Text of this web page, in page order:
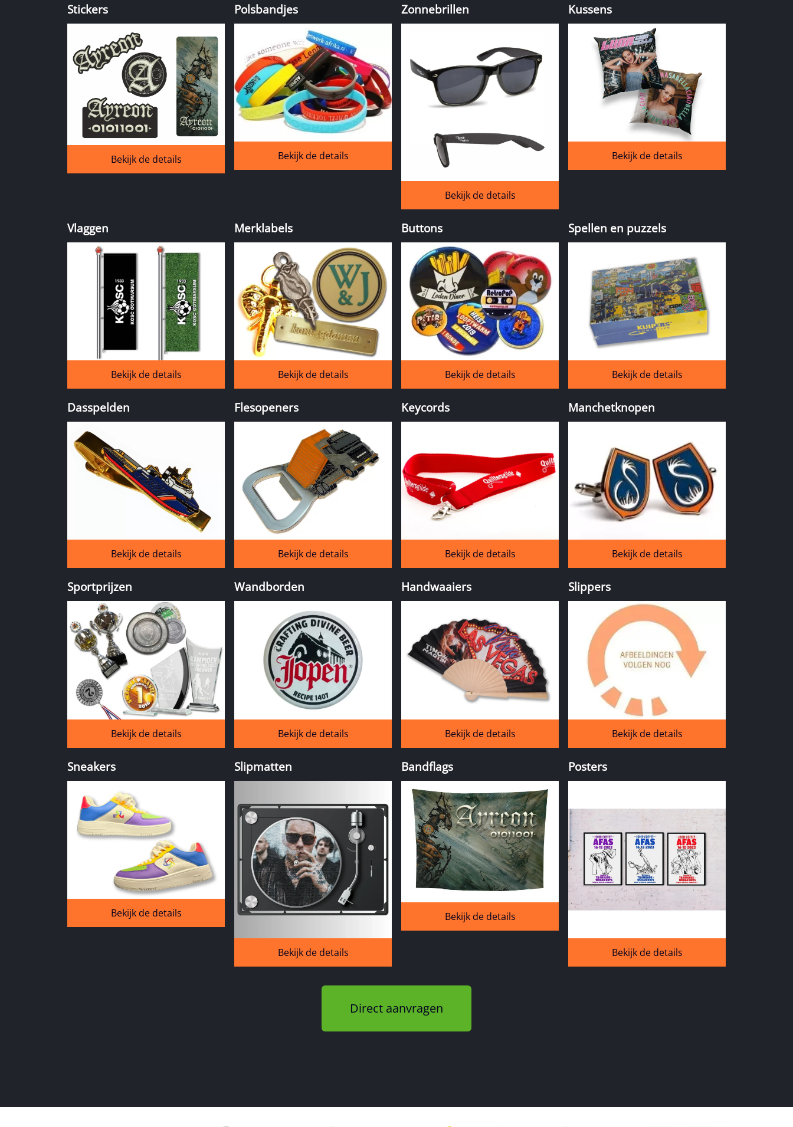
Stickers
Bekijk de details
Polsbandjes
Bekijk de details
Zonnebrillen
Bekijk de details
Kussens
Bekijk de details
Vlaggen
Bekijk de details
Merklabels
Bekijk de details
Buttons
Bekijk de details
Spellen en puzzels
Bekijk de details
Dasspelden
Bekijk de details
Flesopeners
Bekijk de details
Keycords
Bekijk de details
Manchetknopen
Bekijk de details
Sportprijzen
Bekijk de details
Wandborden
Bekijk de details
Handwaaiers
Bekijk de details
Slippers
Bekijk de details
Sneakers
Bekijk de details
Slipmatten
Bekijk de details
Bandflags
Bekijk de details
Posters
Bekijk de details
Direct aanvragen